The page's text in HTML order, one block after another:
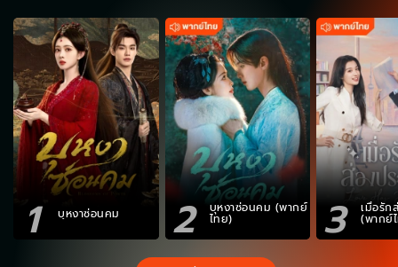
1 บุหงาซ่อนคม 2 บุหงาซ่อนคม (พากย์
ไทย) 3 เมื่อรัก
(พากย์